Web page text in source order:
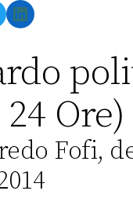
LinkedIn
Ore)
Fofi,